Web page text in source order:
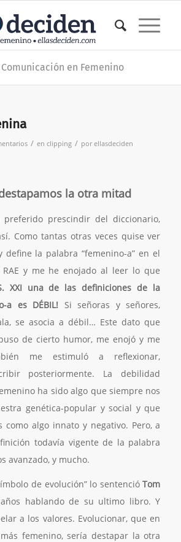
en Femenino
/ en clipping / porellasdeciden
la otra mitad
preferido prescindir del diccionario,
Como tantas otras veces quise ver
define la palabra “femenino-a” en el
y me he enojado al leer lo que
XXI una de las definiciones de la
a es DÉBIL! Si señoras y señores,
se asocia a débil… Este dato que
de cierto humor, me enojó y me
me estimuló a reflexionar,
posteriormente. La debilidad
ha sido algo que siempre nos
genética-popular y social y que
como algo innato y negativo. Pero, a
todavía vigente de la palabra
avanzado, y mucho.
de evolución”lo sentencióTom
hablando de su ultimo libro. Y
a los valores. Evolucionar, que en
femenino, sería destapar la otra